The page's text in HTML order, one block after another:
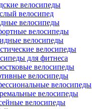
велосипеды
велосипед
велосипеды
велосипеды
велосипеды
велосипеды
для фитнеса
велосипеды
велосипеды
велосипеды
велосипеды
велосипеды